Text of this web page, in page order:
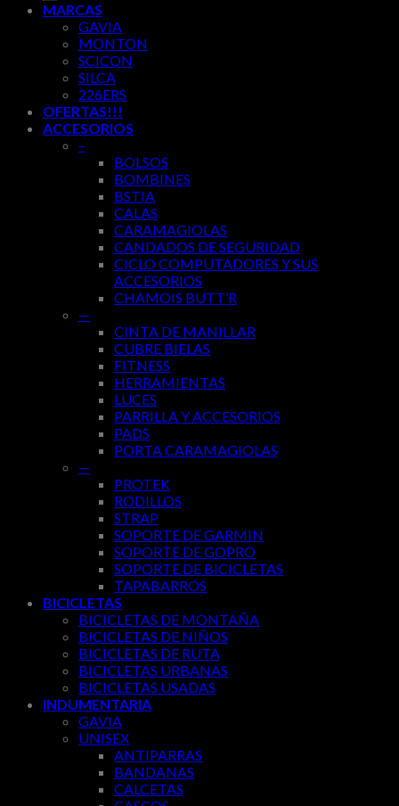
MARCAS
GAVIA
MONTON
SCICON
SILCA
226ERS
OFERTAS!!!
ACCESORIOS
–
BOLSOS
BOMBINES
BSTIA
CALAS
CARAMAGIOLAS
CANDADOS DE SEGURIDAD
CICLO COMPUTADORES Y SUS
ACCESORIOS
CHAMOIS BUTT’R
—
CINTA DE MANILLAR
CUBRE BIELAS
FITNESS
HERRAMIENTAS
LUCES
PARRILLA Y ACCESORIOS
PADS
PORTA CARAMAGIOLAS
—
PROTEK
RODILLOS
STRAP
SOPORTE DE GARMIN
SOPORTE DE GOPRO
SOPORTE DE BICICLETAS
TAPABARROS
BICICLETAS
BICICLETAS DE MONTAÑA
BICICLETAS DE NIÑOS
BICICLETAS DE RUTA
BICICLETAS URBANAS
BICICLETAS USADAS
INDUMENTARIA
GAVIA
UNISEX
ANTIPARRAS
BANDANAS
CALCETAS